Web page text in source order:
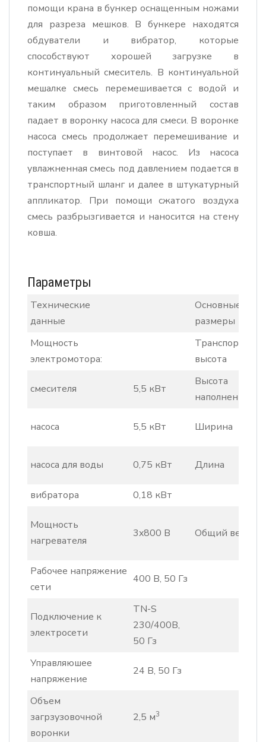
помощи крана в бункер оснащенным ножами
для разреза мешков. В бункере находятся
обдуватели и вибратор, которые
способствуют хорошей загрузке в
континуальный смеситель. В континуальной
мешалке смесь перемешивается с водой и
таким образом приготовленный состав
падает в воронку насоса для смеси. В воронке
насоса смесь продолжает перемешивание и
поступает в винтовой насос. Из насоса
увлажненная смесь под давлением подается в
транспортный шланг и далее в штукатурный
аппликатор. При помощи сжатого воздуха
смесь разбрызгивается и наносится на стену
ковша.
Параметры
Технические
данные
Основные
размеры
Мощность
электромотора:
Транспортная
высота
смесителя 5,5 кВт
Высота
наполнения
насоса 5,5 кВт Ширина
насоса для воды 0,75 кВт Длина
вибратора
0,18 кВт
Мощность
нагревателя
3x800 В Общий вес
Рабочее напряжение
сети
400 В, 50 Гз
Подключение к
электросети
TN-S
230/400В,
50 Гз
Управляюшее
напряжение
24 В, 50 Гз
Объем
загрзузовочной
воронки
2,5 м3